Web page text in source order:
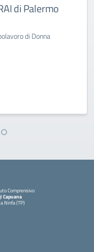
di Palermo
di Donna
Comprensivo
Capuana
Ninfa (TP)